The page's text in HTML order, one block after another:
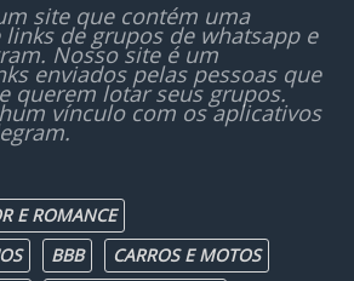
site que contém uma
de grupos de whatsapp e
Nosso site é um
enviados pelas pessoas que
querem lotar seus grupos.
vínculo com os aplicativos
E ROMANCE
BBB
CARROS E MOTOS